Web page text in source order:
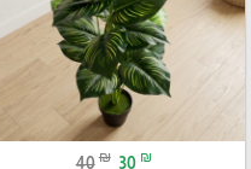
40 ₪ 30 ₪